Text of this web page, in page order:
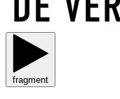
fragment